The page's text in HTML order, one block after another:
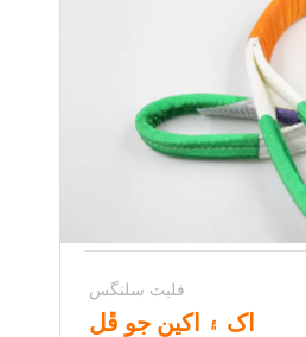
فليٽ سلنگس
اک ۽ اکين جو ڦل